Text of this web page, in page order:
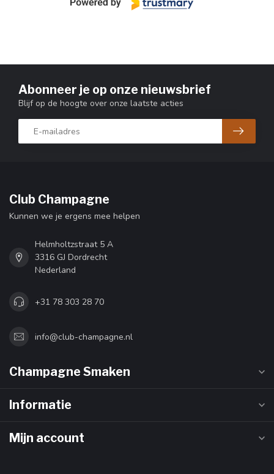
Abonneer je op onze nieuwsbrief
Blijf op de hoogte over onze laatste acties
Club Champagne
Kunnen we je ergens mee helpen
Helmholtzstraat 5 A
3316 GJ Dordrecht
Nederland
+31 78 303 28 70
info@club-champagne.nl
Champagne Smaken
Informatie
Mijn account